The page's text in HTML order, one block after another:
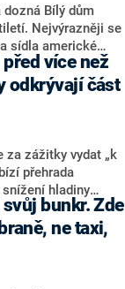
Rusko.
Bílý dům
Nejvýrazněji se
sídla americké
obří taneční sál.
pod zemí. Sál by
pro
má být také
nejsou známé. Z
krytu je
odkrývají část
za zážitky vydat „k
přehrada
hladiny
čilý ruch života.
řopíky,
držely stráž podél
bunkr. Zde
ne taxi,